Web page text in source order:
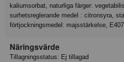
kaliumsorbat, naturliga färger:
surhetsreglerande medel : citronsyra,
förtjockningsmedel: majsstärkelse,
Näringsvärde
Tillagningsstatus: Ej tillagad